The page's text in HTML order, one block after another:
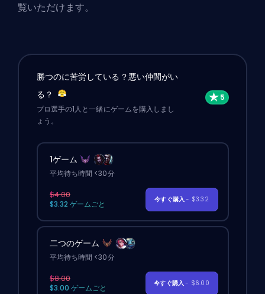
覧いただけます。
勝つのに苦労している？悪い仲間がい
る？
プロ選手の1人と一緒にゲームを購入しまし
ょう。
1ゲーム
平均待ち時間 <30分
$4.00
$3.32 ゲームごと
今すぐ購入- $3.32
二つのゲーム
平均待ち時間 <30分
$8.00
$3.00 ゲームごと
今すぐ購入- $6.00